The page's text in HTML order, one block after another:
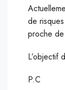
de
proche de
L’objectif
P.C